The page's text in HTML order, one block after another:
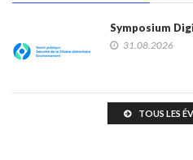
Symposium
31.08.2026
TOUS LES